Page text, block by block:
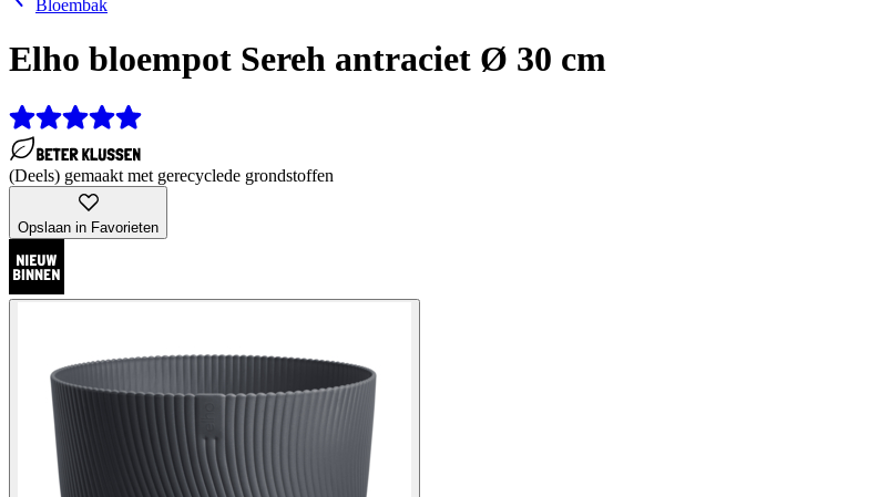
Bloembak
Elho bloempot Sereh antraciet Ø 30 cm
(Deels) gemaakt met gerecyclede grondstoffen
Opslaan in Favorieten